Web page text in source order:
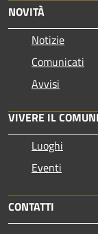
NOVITÀ
Notizie
Comunicati
Avvisi
VIVERE IL
Luoghi
Eventi
CONTATTI